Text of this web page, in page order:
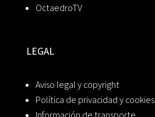
OctaedroTV
LEGAL
Aviso legal y copyright
Política de privacidad y cookies